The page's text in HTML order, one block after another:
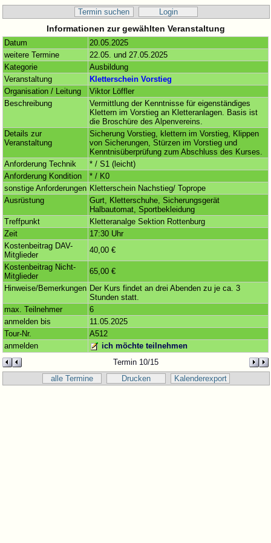
Termin suchen Login
Informationen zur gewählten Veranstaltung
Datum
20.05.2025
weitere Termine
22.05. und 27.05.2025
Kategorie
Ausbildung
Veranstaltung
Kletterschein Vorstieg
Organisation / Leitung
Viktor Löffler
Beschreibung
Vermittlung der Kenntnisse für eigenständiges
Klettern im Vorstieg an Kletteranlagen. Basis ist
die Broschüre des Alpenvereins.
Details zur
Veranstaltung
Sicherung Vorstieg, klettern im Vorstieg, Klippen
von Sicherungen, Stürzen im Vorstieg und
Kenntnisüberprüfung zum Abschluss des Kurses.
Anforderung Technik
* / S1 (leicht)
Anforderung Kondition
* / K0
sonstige Anforderungen Kletterschein Nachstieg/ Toprope
Ausrüstung
Gurt, Kletterschuhe, Sicherungsgerät
Halbautomat, Sportbekleidung
Treffpunkt
Kletteranalge Sektion Rottenburg
Zeit
17:30 Uhr
Kostenbeitrag DAV-
Mitglieder
40,00 €
Kostenbeitrag Nicht-
Mitglieder
65,00 €
Hinweise/Bemerkungen Der Kurs findet an drei Abenden zu je ca. 3
Stunden statt.
max. Teilnehmer
6
anmelden bis
11.05.2025
Tour-Nr.
A512
anmelden
ich möchte teilnehmen
Termin 10/15
alle Termine
Drucken Kalenderexport